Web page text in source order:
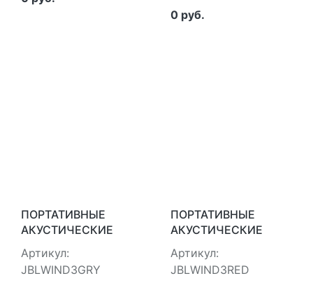
0 руб.
ПОРТАТИВНЫЕ
АКУСТИЧЕСКИЕ
СИСТЕМЫ JBL
JBLWIND3GRY
Артикул:
JBLWIND3GRY
ПОРТАТИВНЫЕ
АКУСТИЧЕСКИЕ
СИСТЕМЫ JBL
JBLWIND3RED
Артикул:
JBLWIND3RED